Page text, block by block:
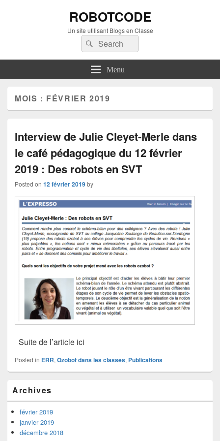
ROBOTCODE
Un site utilisant Blogs en Classe
Search
for:
Search
Menu
MOIS : FÉVRIER 2019
Interview de Julie Cleyet-Merle dans
le café pédagogique du 12 février
2019 : Des robots en SVT
Posted on 12 février 2019by
Suite de l’article ici
Posted in ERR, Ozobot dans les classes, Publications
Sidebar
Widget
Area
Archives
février 2019
janvier 2019
décembre 2018